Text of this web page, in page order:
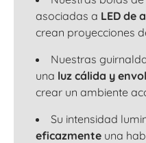
asociadas a LED de
crean proyecciones
Nuestras
una luz cálida y
crear un ambiente
Su intensidad
eficazmente una